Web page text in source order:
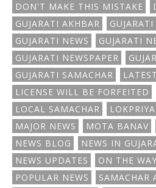
DON'T MAKE THIS MISTAKE
GUJARATI AKHBAR
GUJARATI NEWS
GUJARATI
GUJARATI NEWSPAPER
GUJARATI SAMACHAR
LICENSE WILL BE FORFEITED
LOCAL SAMACHAR
MAJOR NEWS
MOTA BANAV
NEWS BLOG
NEWS IN
NEWS UPDATES
ON THE WAY
POPULAR NEWS
SAMACHAR